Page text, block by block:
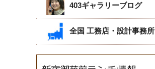
403ギャラリーブログ
全国 工務店・設計事務所